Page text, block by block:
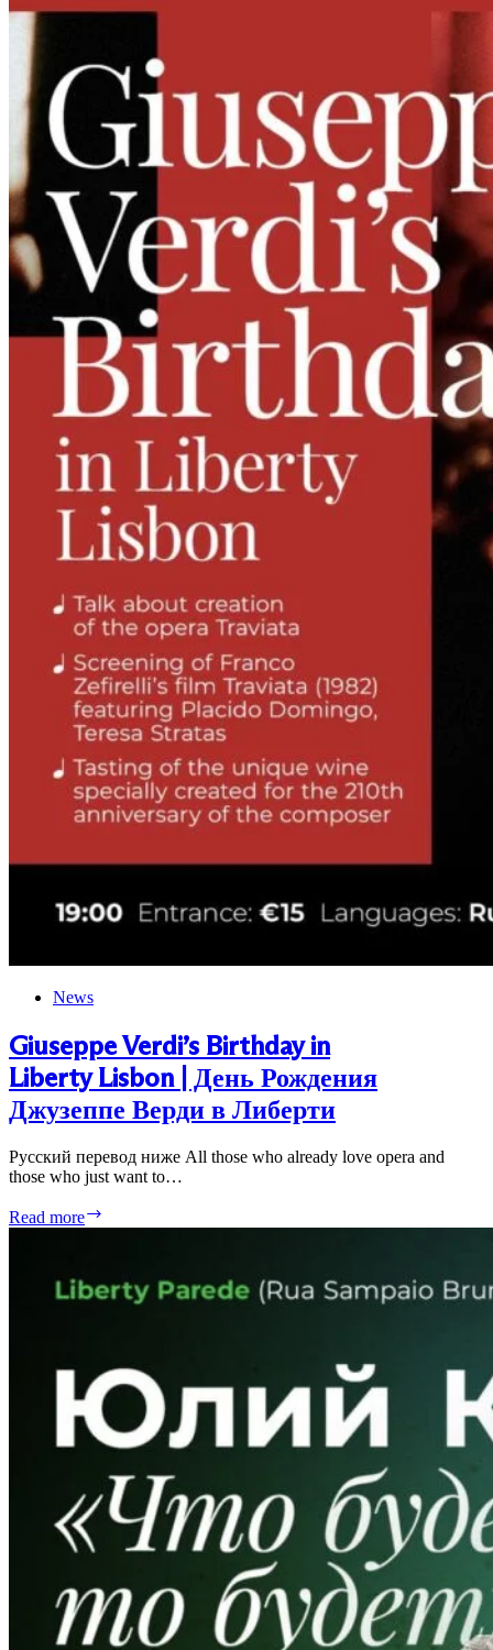
Before
News
Giuseppe Verdi’s Birthday in
Liberty Lisbon | День Рождения
Джузеппе Верди в Либерти
Русский перевод ниже All those who already love opera and
those who just want to…
Read more
Verdi’s
Liberty Lisbon
Джузеппе
Верди
в
Либерти